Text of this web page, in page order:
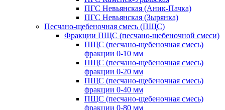
ПГС Невьянская (Аник-Пачка)
ПГС Невьянская (Зырянка)
Песчано-щебеночная смесь (ПЩС)
Фракции ПЩС (песчано-щебеночной смеси)
ПЩС (песчано-щебеночная смесь)
фракции 0-10 мм
ПЩС (песчано-щебеночная смесь)
фракции 0-20 мм
ПЩС (песчано-щебеночная смесь)
фракции 0-40 мм
ПЩС (песчано-щебеночная смесь)
фракции 0-80 мм